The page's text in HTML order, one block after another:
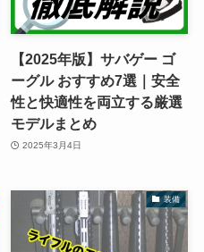
【2025年版】サバゲー ゴ
ーグル おすすめ7選｜安全
性と快適性を両立する厳選
モデルまとめ
2025年3月4日
装備